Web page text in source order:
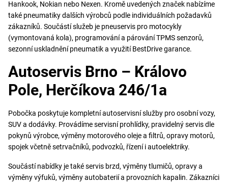
Hankook, Nokian nebo Nexen. Kromě uvedených značek nabízíme
také pneumatiky dalších výrobců podle individuálních požadavků
zákazníků. Součástí služeb je pneuservis pro motocykly
(vymontovaná kola), programování a párování TPMS senzorů,
sezonní uskladnění pneumatik a využití BestDrive garance.
Autoservis Brno – Královo
Pole, Herčíkova 246/1a
Pobočka poskytuje kompletní autoservisní služby pro osobní vozy,
SUV a dodávky. Provádíme servisní prohlídky, pravidelný servis dle
pokynů výrobce, výměny motorového oleje a filtrů, opravy motorů,
spojek včetně setrvačníků, podvozků, řízení i autoelektriky.
Součástí nabídky je také servis brzd, výměny tlumičů, opravy a
výměny výfuků, výměny autobaterií a provozních kapalin. Zákazníci